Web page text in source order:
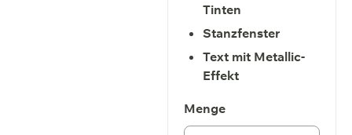
Tinten
Stanzfenster
Text mit Metallic-
Effekt